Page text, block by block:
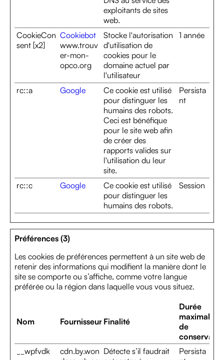
exploitants de sites
web.
CookieCon
sent [x2]
Cookiebot
www.trouv
er-mon-
opco.org
Stocke l'autorisation
d'utilisation de
cookies pour le
domaine actuel par
l'utilisateur
1 année
rc::a Google
Ce cookie est utilisé
pour distinguer les
humains des robots.
Ceci est bénéfique
pour le site web afin
de créer des
rapports valides sur
l'utilisation du leur
site.
Persista
nt
rc::c Google
Ce cookie est utilisé
pour distinguer les
humains des robots.
Session
Préférences (3)
Les cookies de préférences permettent à un site web de
retenir des informations qui modifient la manière dont le
site se comporte ou s’affiche, comme votre langue
préférée ou la région dans laquelle vous vous situez.
Nom Fournisseur Finalité
Durée
maximale
de
__wpfvdk
cdn.by.won Détecte s’il faudrait
Persista